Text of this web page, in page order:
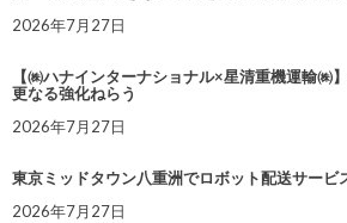
2026年7月27日
【㈱ハナインターナショナル×星清重機運輸㈱
更なる強化ねらう
2026年7月27日
東京ミッドタウン八重洲でロボット配送サービ
2026年7月27日